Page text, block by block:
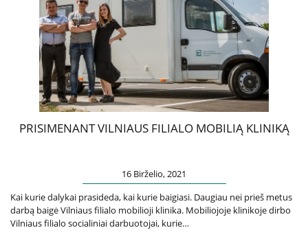
Apie mus
Struktūra
Misija, vertybės, vizija
Komisijos ir darbo grupės
Vadovybės darbotvarkė
PRISIMENANT VILNIAUS FILIALO MOBILIĄ KLINIKĄ
16 Birželio, 2021
Kai kurie dalykai prasideda, kai kurie baigiasi. Daugiau nei prieš metus
darbą baigė Vilniaus filialo mobilioji klinika. Mobiliojoje klinikoje dirbo
Vilniaus filialo socialiniai darbuotojai, kurie…